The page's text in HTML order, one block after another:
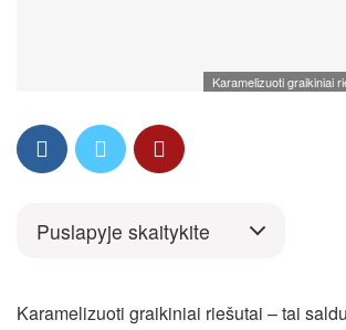
Karamelizuoti graikiniai
Puslapyje skaitykite
Karamelizuoti graikiniai riešutai – tai